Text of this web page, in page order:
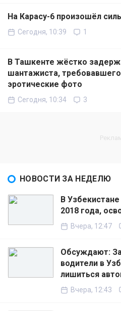
На Карасу-6 произошёл
Сегодня, 10:39 1
В Ташкенте жёстко
шантажиста, требовавшего
эротические фото
Сегодня, 10:34 3
НОВОСТИ ЗА НЕДЕЛЮ
В
2018 года,
Вчера, 12:47
Обсуждают:
водители в
лишиться
Вчера, 12:43